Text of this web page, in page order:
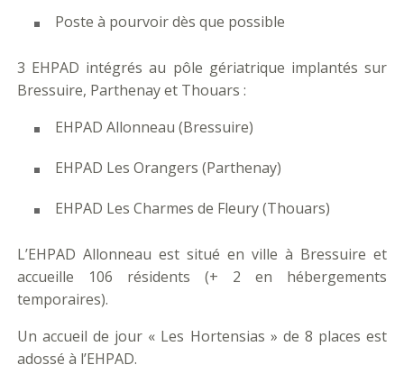
Poste à pourvoir dès que possible
3 EHPAD intégrés au pôle gériatrique implantés sur
Bressuire, Parthenay et Thouars :
EHPAD Allonneau (Bressuire)
EHPAD Les Orangers (Parthenay)
EHPAD Les Charmes de Fleury (Thouars)
L’EHPAD Allonneau est situé en ville à Bressuire et
accueille 106 résidents (+ 2 en hébergements
temporaires).
Un accueil de jour « Les Hortensias » de 8 places est
adossé à l’EHPAD.